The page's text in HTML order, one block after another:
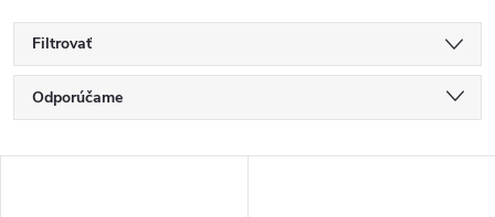
Filtrovať
Radenie produktov
Odporúčame